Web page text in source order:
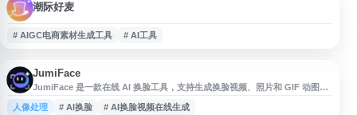
潮际好麦
# AIGC电商素材生成工具 # AI工具
JumiFace
JumiFace 是一款在线 AI 换脸工具，支持生成换脸视频、照片和 GIF 动图。
用户可通过上传素材完成视频换脸、图片换脸、角色换脸、性别互换和表情包
制作等操作，适用于娱乐创作、社交分享和趣味内容生成等场景。平台基于人
人像处理 # AI换脸 # AI换脸视频在线生成